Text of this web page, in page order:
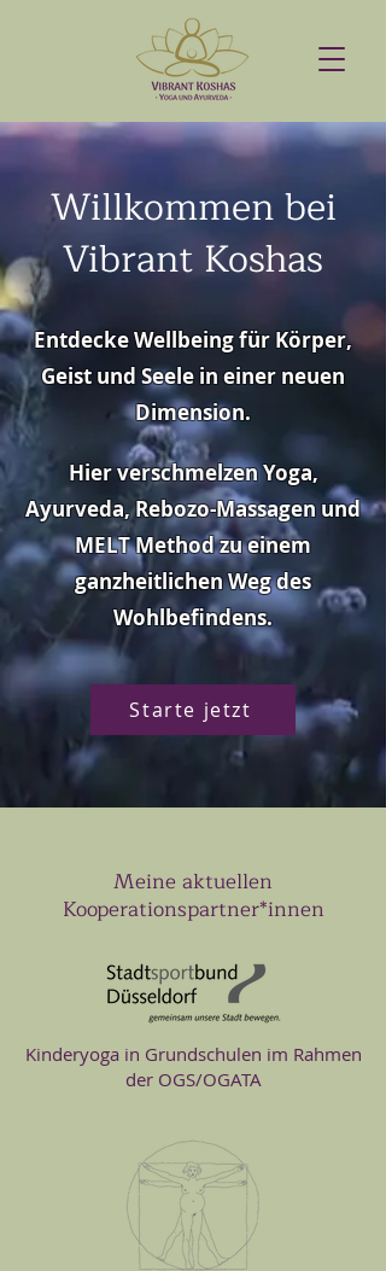
Willkommen bei
Vibrant Koshas
Entdecke Wellbeing für Körper,
Geist und Seele in einer neuen
Dimension.
Hier verschmelzen Yoga,
Ayurveda, Rebozo-Massagen und
MELT Method zu einem
ganzheitlichen Weg des
Wohlbefindens.
Starte jetzt
Meine aktuellen
Kooperationspartner*innen
Kinderyoga in Grundschulen im Rahmen
der OGS/OGATA